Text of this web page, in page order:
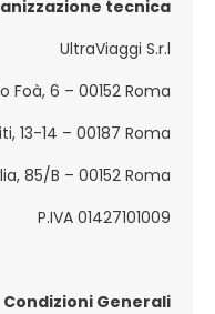
tecnica
UltraViaggi S.r.l
Foà, 6 – 00152 Roma
13-14 – 00187 Roma
85/B – 00152 Roma
P.IVA 01427101009
Condizioni Generali